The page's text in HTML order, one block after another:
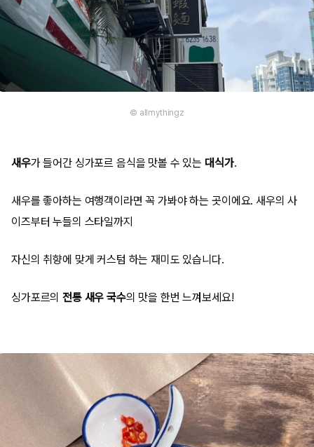
© allmythingz
새우가 들어간 싱가포르 음식을 맛볼 수 있는 대식가.
새우를 좋아하는 여행객이라면 꼭 가봐야 하는 곳이에요. 새우의 사
이즈부터 누들의 스타일까지
자신의 취향에 맞게 커스텀 하는 재미도 있습니다.
싱가포르의 전통 새우 국수의 맛을 한번 느껴보세요!